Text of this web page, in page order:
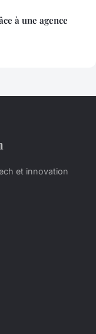
à une agence
et innovation